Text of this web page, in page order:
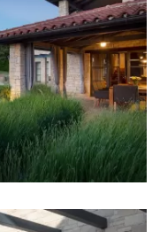
Toilette,
Toilette,